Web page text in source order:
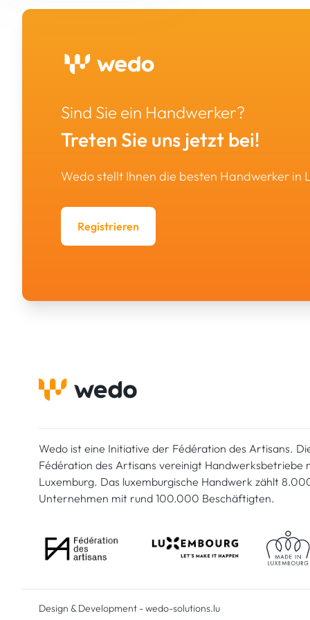
Desinfektion
Fahrzeugbeschriftung
Landmaschinen &
Sondermaschinenbau
Vermietung & Verkauf von
Dekontaminierung
Sind Sie ein Handwerker?
Treten Sie uns jetzt bei!
Wedo stellt Ihnen die besten Handwerker in
Registrieren
Wedo ist eine Initiative der Fédération des Artisans.
Fédération des Artisans vereinigt Handwerksbetriebe
Luxemburg. Das luxemburgische Handwerk zählt
Unternehmen mit rund 100.000 Beschäftigten.
Design & Development -wedo-solutions.lu